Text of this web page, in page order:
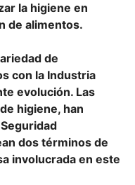
la higiene en
de alimentos.
de
con la Industria
evolución. Las
higiene, han
dos términos de
involucrada en este